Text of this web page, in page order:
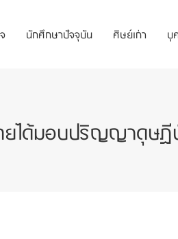
นักศึกษาปัจจุบัน ศิษย์เก่า บุ
ยได้มอบปริญญาดุ